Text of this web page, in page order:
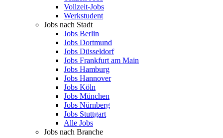
Vollzeit-Jobs
Werkstudent
Jobs nach Stadt
Jobs Berlin
Jobs Dortmund
Jobs Düsseldorf
Jobs Frankfurt am Main
Jobs Hamburg
Jobs Hannover
Jobs Köln
Jobs München
Jobs Nürnberg
Jobs Stuttgart
Alle Jobs
Jobs nach Branche